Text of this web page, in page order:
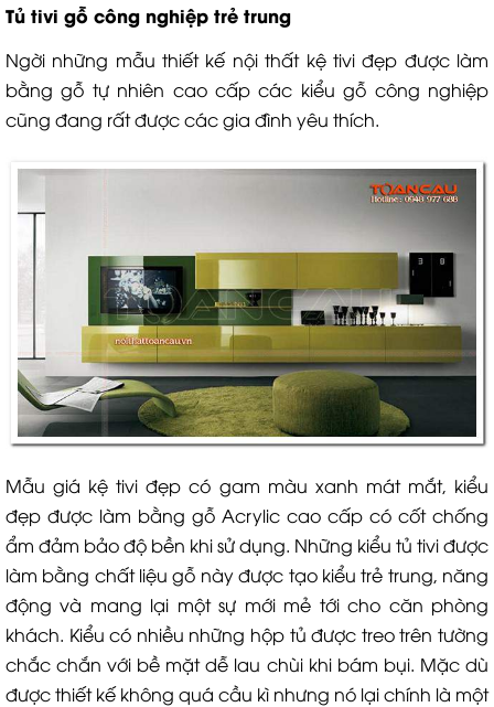
Tủ tivi gỗ công nghiệp trẻ trung
Ngời những mẫu thiết kế nội thất kệ tivi đẹp được làm
bằng gỗ tự nhiên cao cấp các kiểu gỗ công nghiệp
cũng đang rất được các gia đình yêu thích.
Mẫu giá kệ tivi đẹp có gam màu xanh mát mắt, kiểu
đẹp được làm bằng gỗ Acrylic cao cấp có cốt chống
ẩm đảm bảo độ bền khi sử dụng. Những kiểu tủ tivi được
làm bằng chất liệu gỗ này được tạo kiểu trẻ trung, năng
động và mang lại một sự mới mẻ tới cho căn phòng
khách. Kiểu có nhiều những hộp tủ được treo trên tường
chắc chắn với bề mặt dễ lau chùi khi bám bụi. Mặc dù
được thiết kế không quá cầu kì nhưng nó lại chính là một